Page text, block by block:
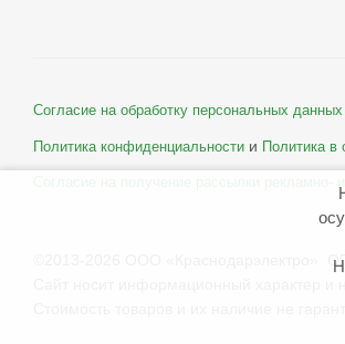
Согласие на обработку персональных данных
Политика конфиденциальности и Политика
©2013-2026 ООО «Краснодарэлектро»